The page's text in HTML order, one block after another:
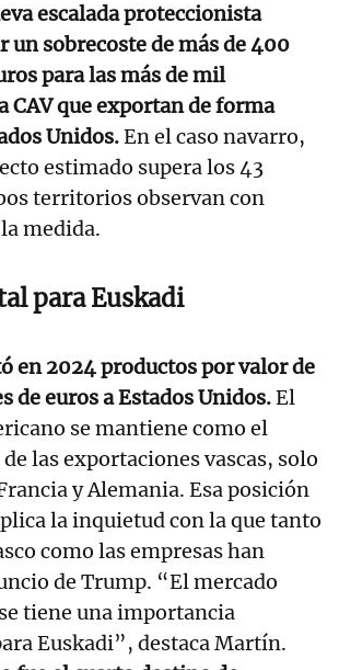
escalada proteccionista
un sobrecoste de más de 400
para las más de mil
CAV que exportan de forma
Unidos.En el caso navarro,
estimado supera los 43
territorios observan con
medida.
para Euskadi
en 2024 productos por valor de
de euros a Estados Unidos.El
se mantiene como el
las exportaciones vascas, solo
y Alemania. Esa posición
la inquietud con la que tanto
como las empresas han
de Trump. “El mercado
tiene una importancia
Euskadi”, destaca Martín.